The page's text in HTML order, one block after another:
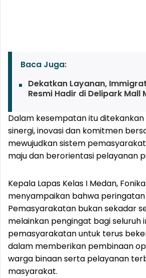
Baca Juga:
Dekatkan Layanan,
Resmi Hadir di Delipark Mall
Dalam kesempatan itu
sinergi, inovasi dan komitmen
mewujudkan sistem
maju dan berorientasi pelayanan
Kepala Lapas Kelas I Medan,
menyampaikan bahwa peringatan
Pemasyarakatan bukan sekadar
melainkan pengingat bagi seluruh
pemasyarakatan untuk terus
dalam memberikan pembinaan
warga binaan serta pelayanan
masyarakat.